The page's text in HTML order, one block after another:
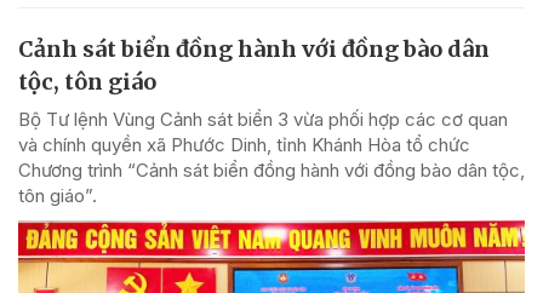
Cảnh sát biển đồng hành với đồng bào dân
tộc, tôn giáo
Bộ Tư lệnh Vùng Cảnh sát biển 3 vừa phối hợp các cơ quan
và chính quyền xã Phước Dinh, tỉnh Khánh Hòa tổ chức
Chương trình “Cảnh sát biển đồng hành với đồng bào dân tộc,
tôn giáo”.